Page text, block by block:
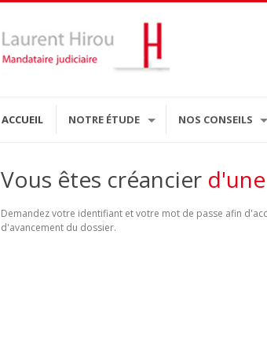
ACCUEIL NOTRE ÉTUDE NOS CONSEILS
Vous êtes créancier
Demandez votre identifiant et votre mot de passe afin
d'avancement du dossier.